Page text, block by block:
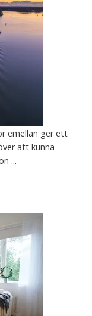
emellan ger ett
att kunna
...